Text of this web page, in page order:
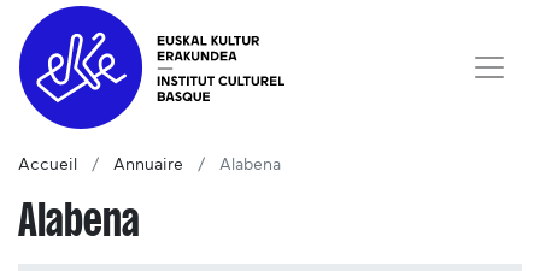
Accueil Annuaire Alabena
Alabena